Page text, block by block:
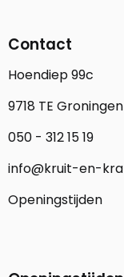
Contact
Hoendiep 99c
9718 TE Groningen
050 - 312 15 19
info@kruit-en-
Openingstijden